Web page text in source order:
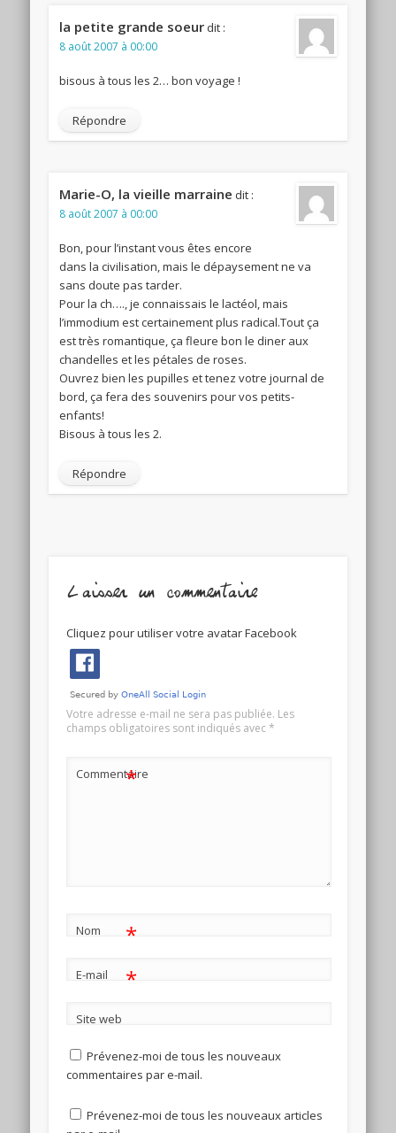
la petite grande soeur dit :
8 août 2007 à 00:00
bisous à tous les 2… bon voyage !
Répondre
Marie-O, la vieille marraine dit :
8 août 2007 à 00:00
Bon, pour l’instant vous êtes encore
dans la civilisation, mais le dépaysement ne va
sans doute pas tarder.
Pour la ch…., je connaissais le lactéol, mais
l’immodium est certainement plus radical.Tout ça
est très romantique, ça fleure bon le diner aux
chandelles et les pétales de roses.
Ouvrez bien les pupilles et tenez votre journal de
bord, ça fera des souvenirs pour vos petits-
enfants!
Bisous à tous les 2.
Répondre
Laisser un commentaire
Cliquez pour utiliser votre avatar Facebook
Votre adresse e-mail ne sera pas publiée. Les
champs obligatoires sont indiqués avec*
Commentaire
*
Nom *
E-mail *
Site web
Prévenez-moi de tous les nouveaux
commentaires par e-mail.
Prévenez-moi de tous les nouveaux articles